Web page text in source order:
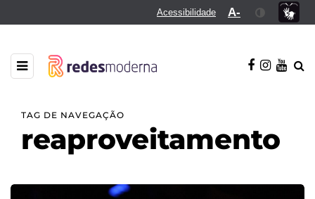
Acessibilidade A-
TAG DE NAVEGAÇÃO
reaproveitamento